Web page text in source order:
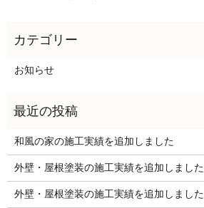
お知らせ
和風の家の施工実績を追加しました
外壁・屋根塗装の施工実績を追加しました
外壁・屋根塗装の施工実績を追加しました